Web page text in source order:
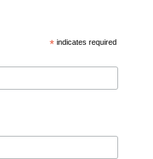
*indicates required